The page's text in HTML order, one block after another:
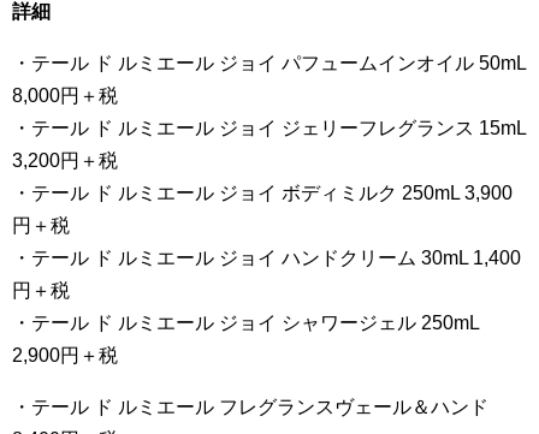
詳細
・テール ド ルミエール ジョイ パフュームインオイル 50mL
8,000円＋税
・テール ド ルミエール ジョイ ジェリーフレグランス 15mL
3,200円＋税
・テール ド ルミエール ジョイ ボディミルク 250mL 3,900
円＋税
・テール ド ルミエール ジョイ ハンドクリーム 30mL 1,400
円＋税
・テール ド ルミエール ジョイ シャワージェル 250mL
2,900円＋税
・テール ド ルミエール フレグランスヴェール＆ハンド